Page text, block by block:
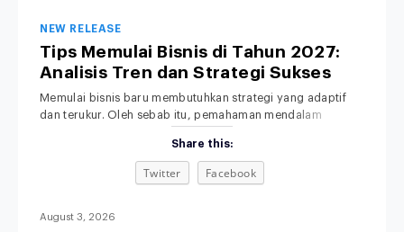
NEW RELEASE
Tips Memulai Bisnis di Tahun 2027:
Analisis Tren dan Strategi Sukses
Memulai bisnis baru membutuhkan strategi yang adaptif
dan terukur. Oleh sebab itu, pemahaman mendalam
yang sangat penting. Di era transformasi digital ini,
dinamika persaingan pasar berkembang dengan sangat
pesat. Akibatnya, metode bisnis lama yang serba manual
konsumen terhadap kecepatan dan kemudahan
Share this:
Twitter Facebook
August 3, 2026